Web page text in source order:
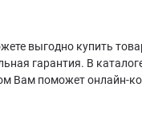
выгодно купить
гарантия. В
Вам поможет онлайн-